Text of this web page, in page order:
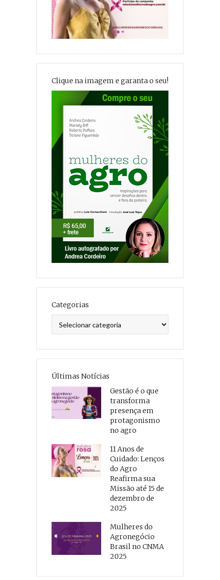
Clique na imagem e garanta o seu!
Categorias
Últimas Notícias
Gestão é o que
transforma
presença em
protagonismo
no agro
11 Anos de
Cuidado: Lenços
do Agro
Reafirma sua
Missão até 15 de
dezembro de
2025
Mulheres do
Agronegócio
Brasil no CNMA
2025